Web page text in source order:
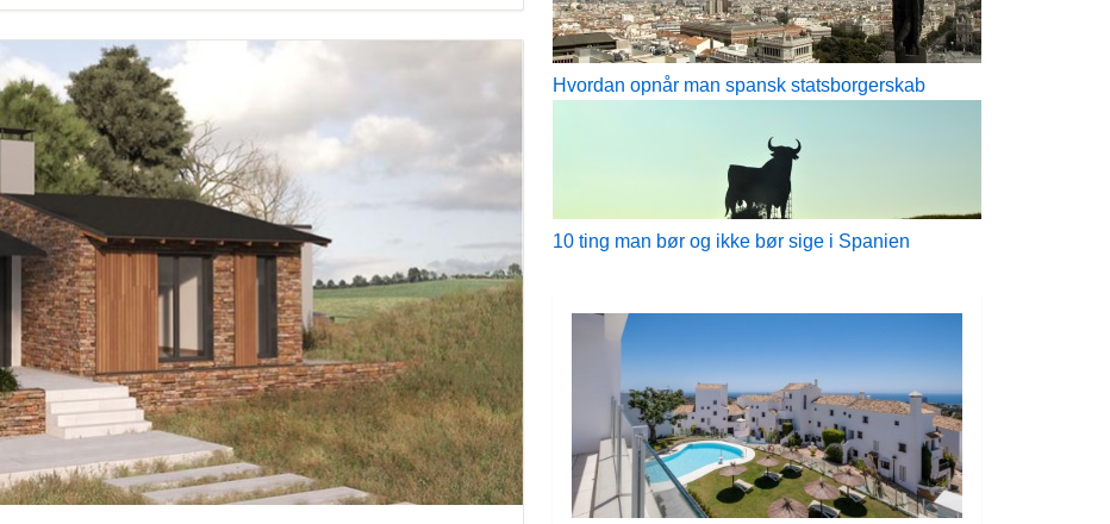
Hvordan opnår man spansk statsborgerskab
10 ting man bør og ikke bør sige i Spanien